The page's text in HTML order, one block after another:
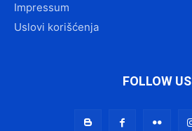
Impressum
Uslovi korišćenja
FOLLOW US